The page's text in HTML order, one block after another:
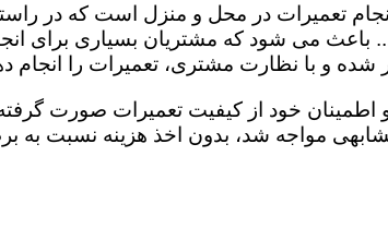
تعمیرات در محل و منزل است که در
می شود که مشتریان بسیاری برای
و با نظارت مشتری، تعمیرات را انجام
خود از کیفیت تعمیرات صورت
مواجه شد، بدون اخذ هزینه نسبت